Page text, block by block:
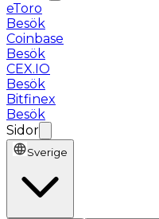
eToro
Besök
Coinbase
Besök
CEX.IO
Besök
Bitfinex
Besök
Sidor
Sverige